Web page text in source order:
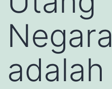
Negara
adalah